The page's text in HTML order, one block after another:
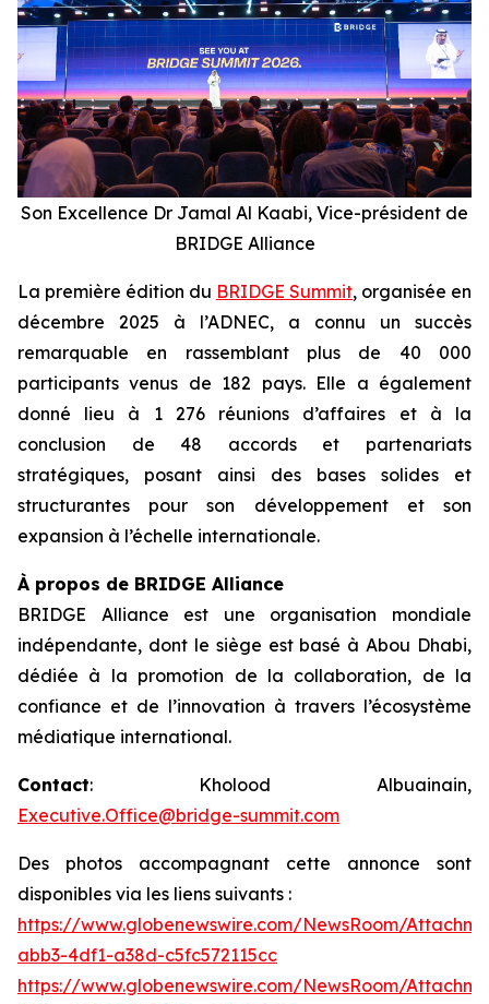
Son Excellence Dr Jamal Al Kaabi, Vice-président de
BRIDGE Alliance
La première édition du BRIDGE Summit, organisée en
décembre 2025 à l’ADNEC, a connu un succès
remarquable en rassemblant plus de 40 000
participants venus de 182 pays. Elle a également
donné lieu à 1 276 réunions d’affaires et à la
conclusion de 48 accords et partenariats
stratégiques, posant ainsi des bases solides et
structurantes pour son développement et son
expansion à l’échelle internationale.
À propos de BRIDGE Alliance
BRIDGE Alliance est une organisation mondiale
indépendante, dont le siège est basé à Abou Dhabi,
dédiée à la promotion de la collaboration, de la
confiance et de l’innovation à travers l’écosystème
médiatique international.
Contact: Kholood Albuainain,
Executive.Office@bridge-summit.com
Des photos accompagnant cette annonce sont
disponibles via les liens suivants :
https://www.globenewswire.com/NewsRoom/
abb3-4df1-a38d-c5fc572115cc
https://www.globenewswire.com/NewsRoom/